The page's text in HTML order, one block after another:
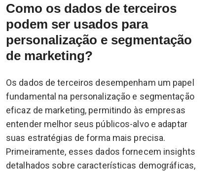
Como os dados de terceiros
podem ser usados para
personalização e segmentação
de marketing?
Os dados de terceiros desempenham um papel
fundamental na personalização e segmentação
eficaz de marketing, permitindo às empresas
entender melhor seus públicos-alvo e adaptar
suas estratégias de forma mais precisa.
Primeiramente, esses dados fornecem insights
detalhados sobre características demográficas,